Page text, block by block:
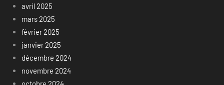
avril 2025
mars 2025
février 2025
janvier 2025
décembre 2024
novembre 2024